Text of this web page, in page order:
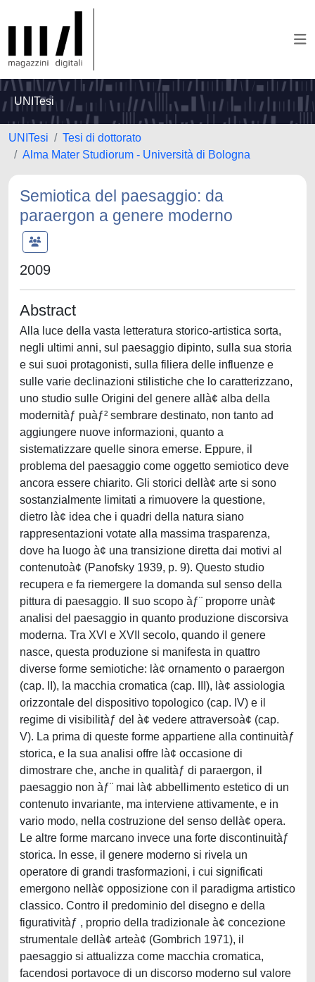
UNITesi
UNITesi
Tesi di dottorato
Alma Mater Studiorum - Università di Bologna
Semiotica del paesaggio: da
paraergon a genere moderno
2009
Abstract
Alla luce della vasta letteratura storico-artistica sorta,
negli ultimi anni, sul paesaggio dipinto, sulla sua storia
e sui suoi protagonisti, sulla filiera delle influenze e
sulle varie declinazioni stilistiche che lo caratterizzano,
uno studio sulle Origini del genere allà¢ alba della
modernitàƒ puàƒ² sembrare destinato, non tanto ad
aggiungere nuove informazioni, quanto a
sistematizzare quelle sinora emerse. Eppure, il
problema del paesaggio come oggetto semiotico deve
ancora essere chiarito. Gli storici dellà¢ arte si sono
sostanzialmente limitati a rimuovere la questione,
dietro là¢ idea che i quadri della natura siano
rappresentazioni votate alla massima trasparenza,
dove ha luogo à¢ una transizione diretta dai motivi al
contenutoà¢ (Panofsky 1939, p. 9). Questo studio
recupera e fa riemergere la domanda sul senso della
pittura di paesaggio. Il suo scopo àƒ¨ proporre unà¢
analisi del paesaggio in quanto produzione discorsiva
moderna. Tra XVI e XVII secolo, quando il genere
nasce, questa produzione si manifesta in quattro
diverse forme semiotiche: là¢ ornamento o paraergon
(cap. II), la macchia cromatica (cap. III), là¢ assiologia
orizzontale del dispositivo topologico (cap. IV) e il
regime di visibilitàƒ del à¢ vedere attraversoà¢ (cap.
V). La prima di queste forme appartiene alla continuitàƒ
storica, e la sua analisi offre là¢ occasione di
dimostrare che, anche in qualitàƒ di paraergon, il
paesaggio non àƒ¨ mai là¢ abbellimento estetico di un
contenuto invariante, ma interviene attivamente, e in
vario modo, nella costruzione del senso dellà¢ opera.
Le altre forme marcano invece una forte discontinuitàƒ
storica. In esse, il genere moderno si rivela un
operatore di grandi trasformazioni, i cui significati
emergono nellà¢ opposizione con il paradigma artistico
classico. Contro il predominio del disegno e della
figurativitàƒ , proprio della tradizionale à¢ concezione
strumentale dellà¢ arteà¢ (Gombrich 1971), il
paesaggio si attualizza come macchia cromatica,
facendosi portavoce di un discorso moderno sul valore